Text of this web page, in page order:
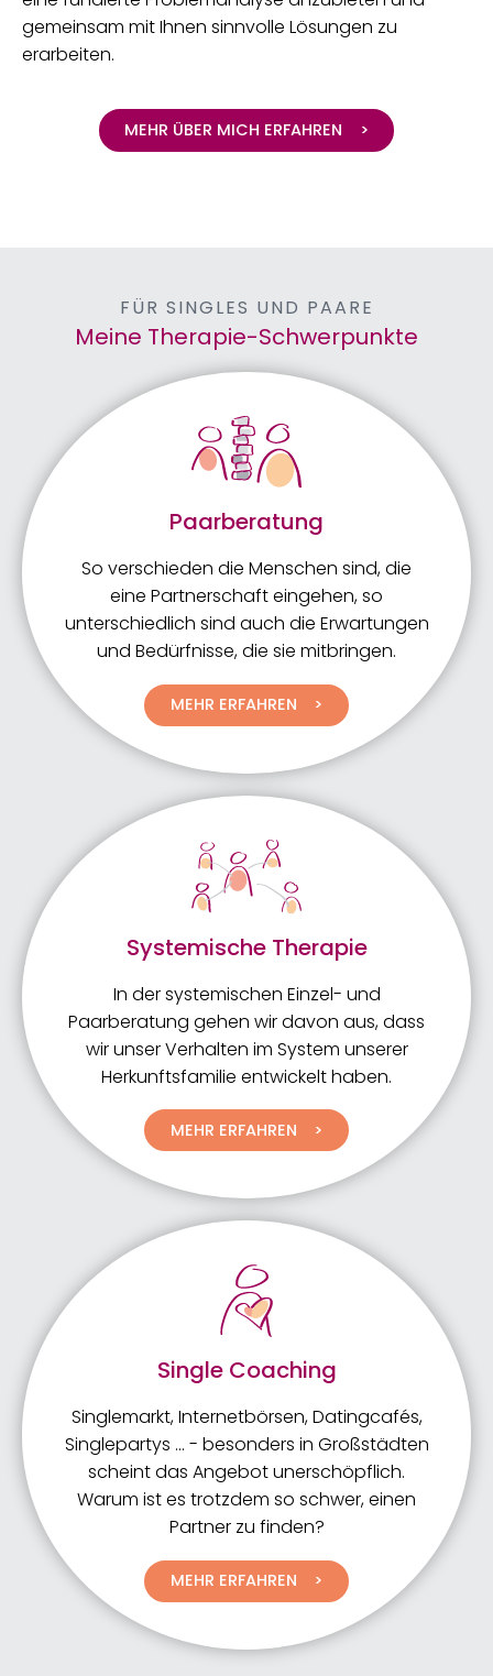
gemeinsam mit Ihnen sinnvolle Lösungen zu
erarbeiten.
MEHR ÜBER MICH ERFAHREN
Meine Therapie-Schwerpunkte
FÜR SINGLES UND PAARE
Paarberatung
So verschieden die Menschen sind, die
eine Partnerschaft eingehen, so
unterschiedlich sind auch die Erwartungen
und Bedürfnisse, die sie mitbringen.
MEHR ERFAHREN
Systemische Therapie
In der systemischen Einzel- und
Paarberatung gehen wir davon aus, dass
wir unser Verhalten im System unserer
Herkunftsfamilie entwickelt haben.
MEHR ERFAHREN
Single Coaching
Singlemarkt, Internetbörsen, Datingcafés,
Singlepartys ... - besonders in Großstädten
scheint das Angebot unerschöpflich.
Warum ist es trotzdem so schwer, einen
Partner zu finden?
MEHR ERFAHREN